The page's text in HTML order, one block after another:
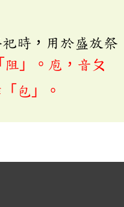
祀時，用於盛放祭
阻」。庖，音ㄆ
包」。